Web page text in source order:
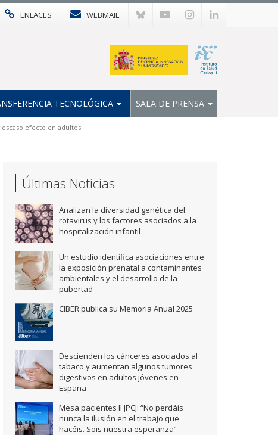
ENLACES WEBMAIL
TECNOLÓGICA SALA DE PRENSA
efecto en adultos
Últimas Noticias
Analizan la diversidad genética del
rotavirus y los factores asociados a la
hospitalización infantil
Un estudio identifica asociaciones entre
la exposición prenatal a contaminantes
ambientales y el desarrollo de la
pubertad
CIBER publica su Memoria Anual 2025
Descienden los cánceres asociados al
tabaco y aumentan algunos tumores
digestivos en adultos jóvenes en
España
Mesa pacientes II JPCJ: “No perdáis
nunca la ilusión en el trabajo que
hacéis. Sois nuestra esperanza”